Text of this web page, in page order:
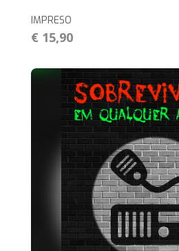
IMPRESO
€ 15,90